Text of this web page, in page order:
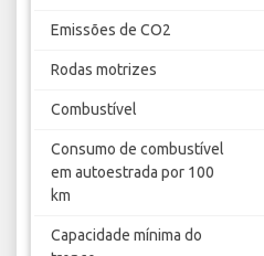
Emissões de CO2
Rodas motrizes
Combustível
Consumo de combustível
em autoestrada por 100
km
Capacidade mínima do